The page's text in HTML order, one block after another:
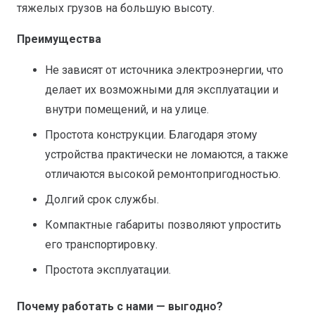
тяжелых грузов на большую высоту.
Преимущества
Не зависят от источника электроэнергии, что
делает их возможными для эксплуатации и
внутри помещений, и на улице.
Простота конструкции. Благодаря этому
устройства практически не ломаются, а также
отличаются высокой ремонтопригодностью.
Долгий срок службы.
Компактные габариты позволяют упростить
его транспортировку.
Простота эксплуатации.
Почему работать с нами — выгодно?